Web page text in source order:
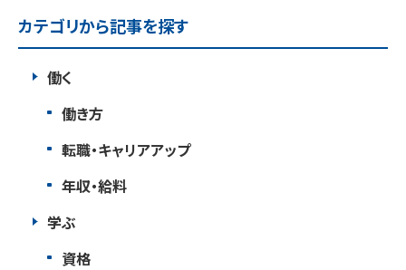
カテゴリから記事を探す
働く
働き方
転職・キャリアアップ
年収・給料
学ぶ
資格